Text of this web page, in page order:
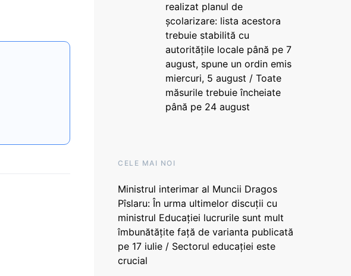
realizat planul de
școlarizare: lista acestora
trebuie stabilită cu
autoritățile locale până pe 7
august, spune un ordin emis
miercuri, 5 august / Toate
măsurile trebuie încheiate
până pe 24 august
CELE MAI NOI
Ministrul interimar al Muncii Dragos
Pîslaru: În urma ultimelor discuții cu
ministrul Educației lucrurile sunt mult
îmbunătățite față de varianta publicată
pe 17 iulie / Sectorul educației este
crucial